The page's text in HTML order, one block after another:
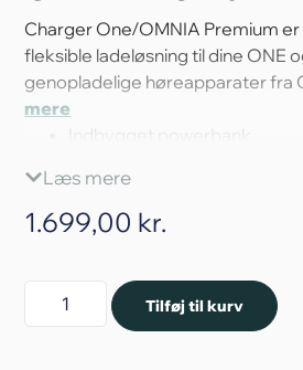
Charger One/OMNIA Premium
fleksible ladeløsning til dine ONE
genopladelige høreapparater fra
mere
Indbygget powerbank
Eksklusivt design
Tag dine høreapparater med
Læs mere
1.699,00 kr.
Tilføj til kurv